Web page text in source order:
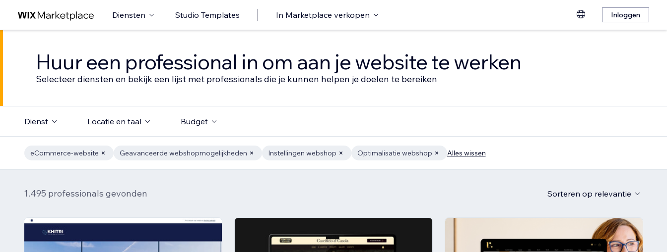
Diensten Studio Templates In Marketplace verkopen Inloggen
Huur een professional in om aan je website te werken
Selecteer diensten en bekijk een lijst met professionals die je kunnen helpen je doelen te bereiken
Dienst Locatie en taal Budget
eCommerce-website Geavanceerde webshopmogelijkheden Instellingen webshop Optimalisatie webshop Alles wissen
1.495 professionals gevonden Sorteren op relevantie